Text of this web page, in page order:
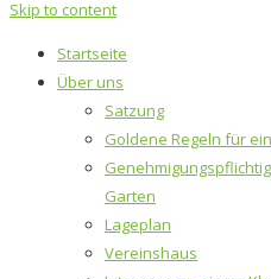
Skip to content
Startseite
Über uns
Satzung
Goldene Regeln für
Garten
Lageplan
Vereinshaus